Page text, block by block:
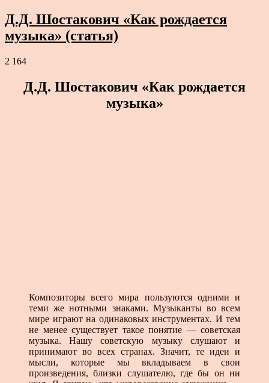
Д.Д. Шостакович «Как рождается
музыка» (статья)
2 164
Д.Д. Шостакович «Как рождается
музыка»
Композиторы всего мира пользуются одними и
теми же нотными знаками. Музыканты во всем
мире играют на одинаковых инструментах. И тем
не менее существует такое понятие — советская
музыка. Нашу советскую музыку слушают и
принимают во всех странах. Значит, те идеи и
мысли, которые мы вкладываем в свои
произведения, близки слушателю, где бы он ни